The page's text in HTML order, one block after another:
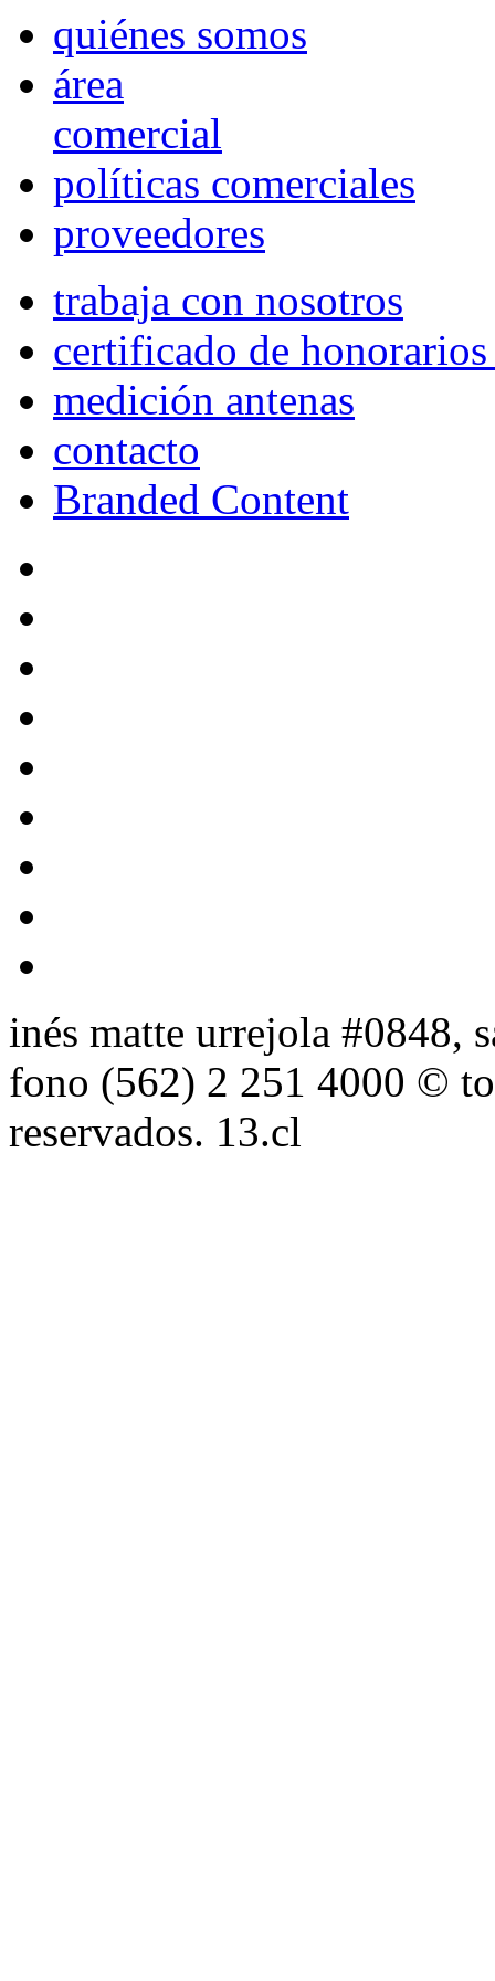
quiénes somos
área
comercial
políticas comerciales
proveedores
trabaja con nosotros
certificado de
medición antenas
contacto
Branded Content
inés matte urrejola #0848,
fono (562) 2 251 4000 ©
reservados. 13.cl